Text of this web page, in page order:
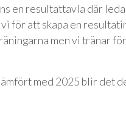
en resultattavla där
för att skapa en
men vi tränar
med 2025 blir det